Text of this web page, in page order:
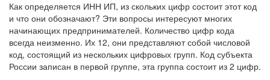
Как определяется ИНН ИП, из скольких цифр состоит этот код
и что они обозначают? Эти вопросы интересуют многих
начинающих предпринимателей. Количество цифр кода
всегда неизменно. Их 12, они представляют собой числовой
код, состоящий из нескольких цифровых групп. Код субъекта
России записан в первой группе, эта группа состоит из 2 цифр.